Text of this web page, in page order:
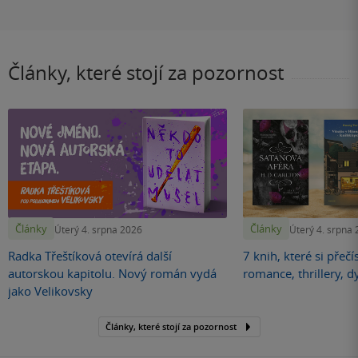
Články, které stojí za pozornost
Články Úterý 4. srpna 2026
Radka Třeštíková otevírá další
autorskou kapitolu. Nový román vydá
jako Velikovsky
Články Úterý 4. srpna
7 knih, které si
romance, thrillery,
Články, které stojí za pozornost